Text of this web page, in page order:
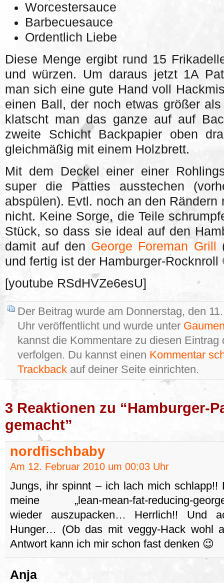
Worcestersauce
Barbecuesauce
Ordentlich Liebe
Diese Menge ergibt rund 15
und würzen. Um daraus jetzt 1A
man sich eine gute Hand voll
einen Ball, der noch etwas größer
klatscht man das ganze auf auf
zweite Schicht Backpapier oben
gleichmäßig mit einem Holzbrett.
Mit dem Deckel einer einer
super die Patties ausstechen
abspülen). Evtl. noch an den Rändern
nicht. Keine Sorge, die Teile
Stück, so dass sie ideal auf den
damit auf den George Foreman Grill
und fertig ist der Hamburger-Rocknroll
[youtube RSdHVZe6esU]
Der Beitrag wurde am Donnerstag, den
Uhr veröffentlicht und wurde unter
kannst die Kommentare zu diesen
verfolgen. Du kannst einen Kommentar
Trackback auf deiner Seite einrichten.
3 Reaktionen zu “Hamburger-
gemacht”
nordfischbaby
Am 12. Februar 2010 um 00:03 Uhr
Jungs, ihr spinnt – ich lach mich schlapp!!
meine „lean-mean-fat-reducing-george-
wieder auszupacken… Herrlich!! Und
Hunger… (Ob das mit veggy-Hack wohl
Antwort kann ich mir schon fast denken 😉
Anja